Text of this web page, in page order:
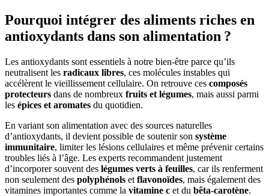
Pourquoi intégrer des aliments riches en
antioxydants dans son alimentation ?
Les antioxydants sont essentiels à notre bien-être parce qu’ils
neutralisent les radicaux libres, ces molécules instables qui
accélèrent le vieillissement cellulaire. On retrouve ces composés
protecteurs dans de nombreux fruits et légumes, mais aussi parmi
les épices et aromates du quotidien.
En variant son alimentation avec des sources naturelles
d’antioxydants, il devient possible de soutenir son système
immunitaire, limiter les lésions cellulaires et même prévenir certains
troubles liés à l’âge. Les experts recommandent justement
d’incorporer souvent des légumes verts à feuilles, car ils renferment
non seulement des polyphénols et flavonoïdes, mais également des
vitamines importantes comme la vitamine c et du bêta-carotène.